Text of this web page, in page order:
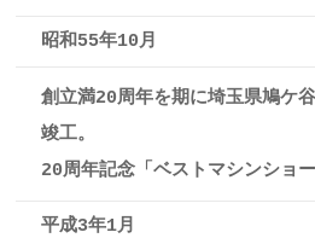
昭和55年10月
創立満20周年を期に埼玉県鳩ケ
竣工。
20周年記念「ベストマシンショー
平成3年1月